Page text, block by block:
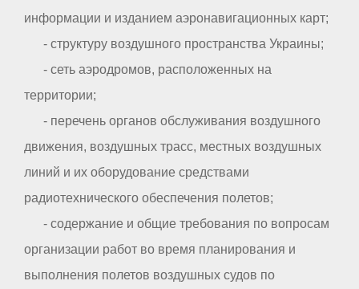
информации и изданием аэронавигационных карт;
- структуру воздушного пространства Украины;
- сеть аэродромов, расположенных на
территории;
- перечень органов обслуживания воздушного
движения, воздушных трасс, местных воздушных
линий и их оборудование средствами
радиотехнического обеспечения полетов;
- содержание и общие требования по вопросам
организации работ во время планирования и
выполнения полетов воздушных судов по